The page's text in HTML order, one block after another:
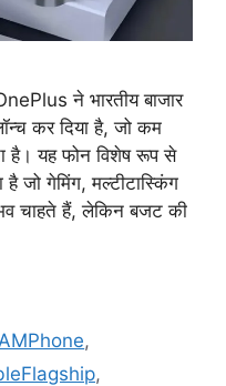
ने भारतीय बाजार
कर दिया है, जो कम
है। यह फोन विशेष रूप से
जो गेमिंग, मल्टीटास्किंग
चाहते हैं, लेकिन बजट की
,
,